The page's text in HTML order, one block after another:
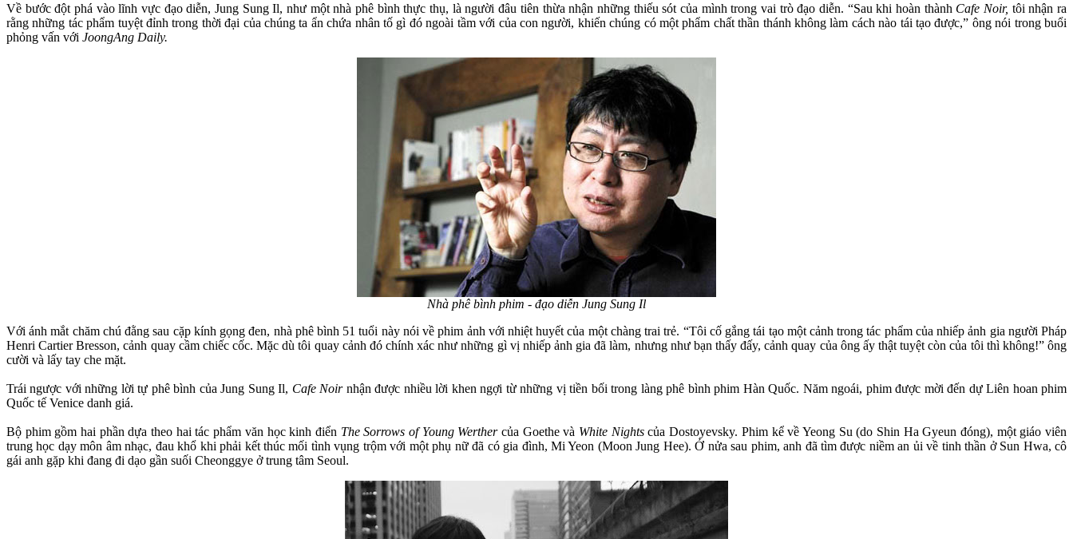
Về bước đột phá vào lĩnh vực đạo diễn, Jung Sung Il, như một nhà phê bình thực thụ, là người đâu tiên thừa nhận những thiếu sót của mình trong vai trò đạo diễn. “Sau khi hoàn thành Cafe Noir, tôi nhận ra
rằng những tác phẩm tuyệt đỉnh trong thời đại của chúng ta ẩn chứa nhân tố gì đó ngoài tầm với của con người, khiến chúng có một phẩm chất thần thánh không làm cách nào tái tạo được,” ông nói trong buổi
phỏng vấn với JoongAng Daily.
Nhà phê bình phim - đạo diễn Jung Sung Il
Với ánh mắt chăm chú đằng sau cặp kính gọng đen, nhà phê bình 51 tuổi này nói về phim ảnh với nhiệt huyết của một chàng trai trẻ. “Tôi cố gắng tái tạo một cảnh trong tác phẩm của nhiếp ảnh gia người Pháp
Henri Cartier Bresson, cảnh quay cầm chiếc cốc. Mặc dù tôi quay cảnh đó chính xác như những gì vị nhiếp ảnh gia đã làm, nhưng như bạn thấy đấy, cảnh quay của ông ấy thật tuyệt còn của tôi thì không!” ông
cười và lấy tay che mặt.
Trái ngược với những lời tự phê bình của Jung Sung Il, Cafe Noirnhận được nhiều lời khen ngợi từ những vị tiền bối trong làng phê bình phim Hàn Quốc. Năm ngoái, phim được mời đến dự Liên hoan phim
Quốc tế Venice danh giá.
Bộ phim gồm hai phần dựa theo hai tác phẩm văn học kinh điển The Sorrows of Young Werthercủa Goethe và White Nightscủa Dostoyevsky. Phim kể về Yeong Su (do Shin Ha Gyeun đóng), một giáo viên
trung học dạy môn âm nhạc, đau khổ khi phải kết thúc mối tình vụng trộm với một phụ nữ đã có gia đình, Mi Yeon (Moon Jung Hee). Ở nửa sau phim, anh đã tìm được niềm an ủi về tinh thần ở Sun Hwa, cô
gái anh gặp khi đang đi dạo gần suối Cheonggye ở trung tâm Seoul.